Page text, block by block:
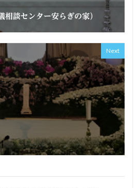
相談センター安らぎの家）
Next